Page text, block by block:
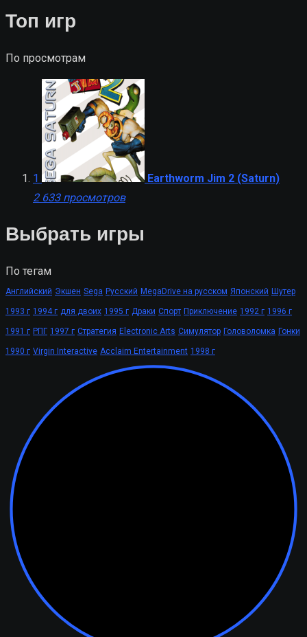
Топ игр
По просмотрам
1
Earthworm Jim 2 (Saturn)
2 633 просмотров
Выбрать игры
По тегам
Английский Экшен Sega Русский MegaDrive на русском Японский Шутер
1993 г 1994 г для двоих 1995 г Драки Спорт Приключение 1992 г 1996 г
1991 г РПГ 1997 г Стратегия Electronic Arts Симулятор Головоломка Гонки
1990 г Virgin Interactive Acclaim Entertainment 1998 г